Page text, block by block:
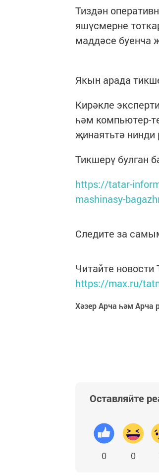
Тиздән
яшүсмерне
маддәсе буенча
Якын арада
Кирәкле
һәм компьютер-
җинаятьтә
Тикшерү булган
https://tatar-
mashinasy-
Следите за
Читайте
https://max.ru/
Хәзер Арча һәм Арча
Оставляйте
0 0